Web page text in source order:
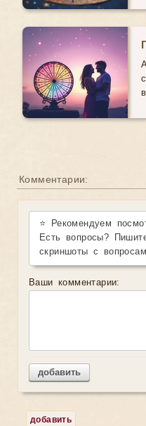
Комментарии:
⭐ Рекомендуем
Есть вопросы?
скриншоты с
Ваши комментарии:
добавить
добавить